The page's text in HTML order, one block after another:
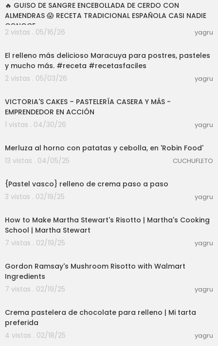
🔥 GUISO DE SANGRE ENCEBOLLADA DE CERDO CON
ALMENDRAS 😱 RECETA TRADICIONAL ESPAÑOLA CASI NADIE
CONOCE
2 vistas . 05/16/26 yagru
El relleno más delicioso Maracuya para postres, pasteles
y mucho más. #receta #recetasfaciles
2 vistas . 05/03/26
yagru
VICTORIA'S CAKES – PASTELERÍA CASERA Y MÁS -
EMPRENDEDOR EN ACCIÓN
1 vistas . 04/30/26
yagru
Merluza al horno con patatas y cebolla, en 'Robin Food'
13 vistas . 04/05/25
CUCHUFLETO
{Pastel vasco} relleno de crema paso a paso
3 vistas . 02/19/25
yagru
How to Make Martha Stewart's Risotto | Martha's Cooking
School | Martha Stewart
7 vistas . 02/19/25
yagru
Gordon Ramsay's Mushroom Risotto with Walmart
Ingredients
7 vistas . 02/19/25
yagru
Crema pastelera de chocolate para relleno | Mi tarta
preferida
4 vistas . 02/18/25
yagru